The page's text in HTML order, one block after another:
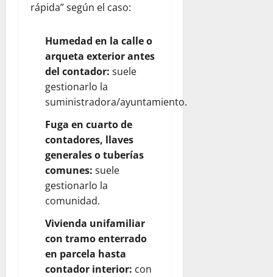
rápida” según el caso:
Humedad en la calle o
arqueta exterior antes
del contador: suele
gestionarlo la
suministradora/ayuntamiento.
Fuga en cuarto de
contadores, llaves
generales o tuberías
comunes: suele
gestionarlo la
comunidad.
Vivienda unifamiliar
con tramo enterrado
en parcela hasta
contador interior: con